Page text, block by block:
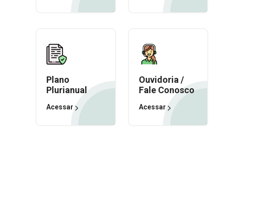
Plano
Plurianual
Acessar
Ouvidoria /
Fale Conosco
Acessar